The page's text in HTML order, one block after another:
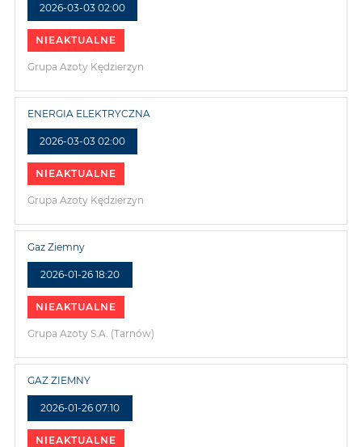
2026-03-03 02:00
NIEAKTUALNE
Grupa Azoty Kędzierzyn
2026-03-03 02:00
ENERGIA ELEKTRYCZNA
NIEAKTUALNE
Grupa Azoty Kędzierzyn
2026-01-26 18:20
Gaz Ziemny
NIEAKTUALNE
Grupa Azoty S.A. (Tarnów)
2026-01-26 07:10
GAZ ZIEMNY
NIEAKTUALNE